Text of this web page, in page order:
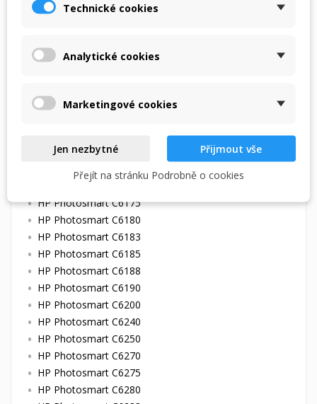
HP Photosmart C5177
HP Photosmart C5188
HP Photosmart C6100
HP Photosmart C6154
HP Photosmart C6160
HP Photosmart C6170
HP Photosmart C6175
HP Photosmart C6180
HP Photosmart C6183
HP Photosmart C6185
HP Photosmart C6188
HP Photosmart C6190
HP Photosmart C6200
HP Photosmart C6240
HP Photosmart C6250
HP Photosmart C6270
HP Photosmart C6275
HP Photosmart C6280
Technické cookies
Analytické cookies
Marketingové cookies
Jen nezbytné
Přijmout vše
Přejít na stránku Podrobně o cookies